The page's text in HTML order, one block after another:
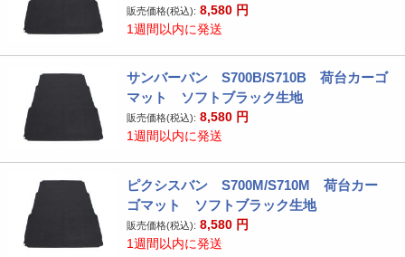
販売価格(税込): 8,580 円
1週間以内に発送
サンバーバン S700B/S710B 荷台カーゴ
マット ソフトブラック生地
販売価格(税込): 8,580 円
1週間以内に発送
ピクシスバン S700M/S710M 荷台カー
ゴマット ソフトブラック生地
販売価格(税込): 8,580 円
1週間以内に発送